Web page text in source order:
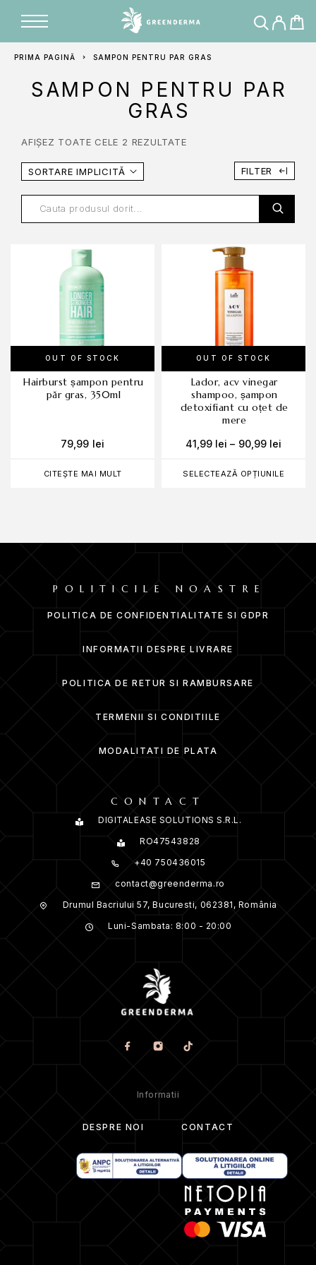
PRIMA PAGINĂ SAMPON PENTRU PAR GRAS
SAMPON PENTRU PAR
GRAS
AFIȘEZ TOATE CELE 2 REZULTATE
SORTARE IMPLICITĂ FILTER
OUT OF STOCK
CITEȘTE MAI MULT
hairburst șampon pentru
păr gras, 350ml
79,99 lei
OUT OF STOCK
SELECTEAZĂ OPȚIUNILE
lador, acv vinegar
shampoo, șampon
detoxifiant cu oțet de
mere
41,99 lei – 90,99 lei
POLITICILE NOASTRE
POLITICA DE CONFIDENTIALITATE SI GDPR
INFORMATII DESPRE LIVRARE
POLITICA DE RETUR SI RAMBURSARE
TERMENII SI CONDITIILE
MODALITATI DE PLATA
CONTACT
DIGITALEASE SOLUTIONS S.R.L.
RO47543828
+40 750436015
contact@greenderma.ro
Drumul Bacriului 57, Bucuresti, 062381, România
Luni-Sambata: 8:00 - 20:00
Informatii
DESPRE NOI CONTACT